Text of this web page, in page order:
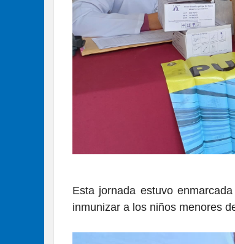
Esta jornada estuvo
inmunizar a los niños menores